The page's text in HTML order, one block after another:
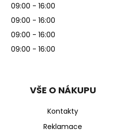
09:00 - 16:00
09:00 - 16:00
09:00 - 16:00
09:00 - 16:00
VŠE O NÁKUPU
Kontakty
Reklamace